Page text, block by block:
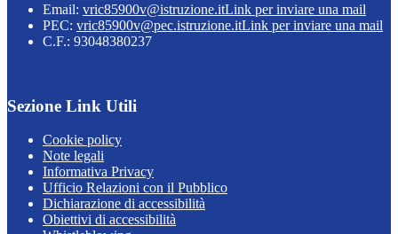
Email: vric85900v@istruzione.itLink per inviare una mail
PEC: vric85900v@pec.istruzione.itLink per inviare una mail
C.F.: 93048380237
Sezione Link Utili
Cookie policy
Note legali
Informativa Privacy
Ufficio Relazioni con il Pubblico
Dichiarazione di accessibilità
Obiettivi di accessibilità